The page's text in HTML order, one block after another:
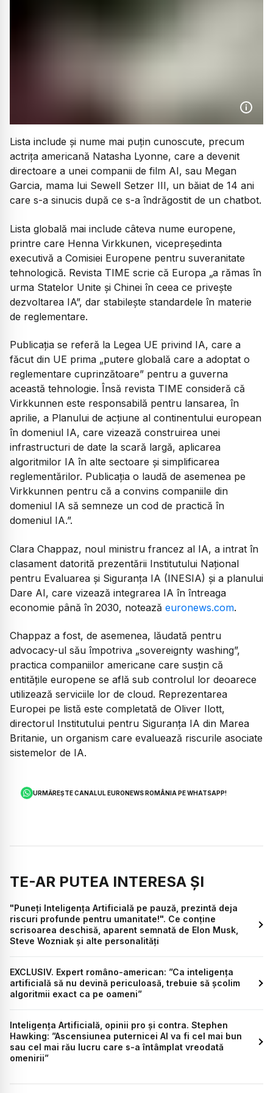
Lista include și nume mai puțin cunoscute, precum
actrița americană Natasha Lyonne, care a devenit
directoare a unei companii de film AI, sau Megan
Garcia, mama lui Sewell Setzer III, un băiat de 14 ani
care s-a sinucis după ce s-a îndrăgostit de un chatbot.
Lista globală mai include câteva nume europene,
printre care Henna Virkkunen, vicepreședinta
executivă a Comisiei Europene pentru suveranitate
tehnologică. Revista TIME scrie că Europa „a rămas în
urma Statelor Unite și Chinei în ceea ce privește
dezvoltarea IA”, dar stabilește standardele în materie
de reglementare.
Publicația se referă la Legea UE privind IA, care a
făcut din UE prima „putere globală care a adoptat o
reglementare cuprinzătoare” pentru a guverna
această tehnologie. Însă revista TIME consideră că
Virkkunnen este responsabilă pentru lansarea, în
aprilie, a Planului de acțiune al continentului european
în domeniul IA, care vizează construirea unei
infrastructuri de date la scară largă, aplicarea
algoritmilor IA în alte sectoare și simplificarea
reglementărilor. Publicația o laudă de asemenea pe
Virkkunnen pentru că a convins companiile din
domeniul IA să semneze un cod de practică în
domeniul IA.”.
Clara Chappaz, noul ministru francez al IA, a intrat în
clasament datorită prezentării Institutului Național
pentru Evaluarea și Siguranța IA (INESIA) și a planului
Dare AI, care vizează integrarea IA în întreaga
economie până în 2030, notează euronews.com.
Chappaz a fost, de asemenea, lăudată pentru
advocacy-ul său împotriva „sovereignty washing”,
practica companiilor americane care susțin că
entitățile europene se află sub controlul lor deoarece
utilizează serviciile lor de cloud. Reprezentarea
Europei pe listă este completată de Oliver Ilott,
directorul Institutului pentru Siguranța IA din Marea
Britanie, un organism care evaluează riscurile asociate
sistemelor de IA.
URMĂREȘTE CANALUL EURONEWS ROMÂNIA PE WHATSAPP!
TE-AR PUTEA INTERESA ȘI
"Puneți Inteligența Artificială pe pauză, prezintă deja
riscuri profunde pentru umanitate!". Ce conține
scrisoarea deschisă, aparent semnată de Elon Musk,
Steve Wozniak și alte personalități
EXCLUSIV. Expert româno-american: ”Ca inteligența
artificială să nu devină periculoasă, trebuie să școlim
algoritmii exact ca pe oameni”
Inteligența Artificială, opinii pro și contra. Stephen
Hawking: ”Ascensiunea puternicei AI va fi cel mai bun
sau cel mai rău lucru care s-a întâmplat vreodată
omenirii”